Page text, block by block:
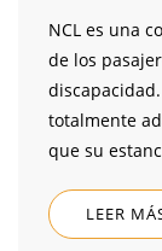
NCL es una
de los
totalmente
que su
LEER